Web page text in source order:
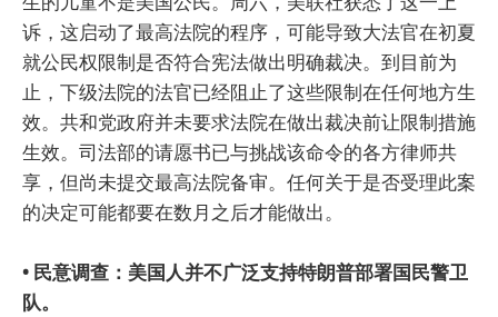
诉，这启动了最高法院的程序，可能导致大法官在初夏
就公民权限制是否符合宪法做出明确裁决。到目前为
止，下级法院的法官已经阻止了这些限制在任何地方生
效。共和党政府并未要求法院在做出裁决前让限制措施
生效。司法部的请愿书已与挑战该命令的各方律师共
享，但尚未提交最高法院备审。任何关于是否受理此案
的决定可能都要在数月之后才能做出。
• 民意调查：美国人并不广泛支持特朗普部署国民警卫
队。